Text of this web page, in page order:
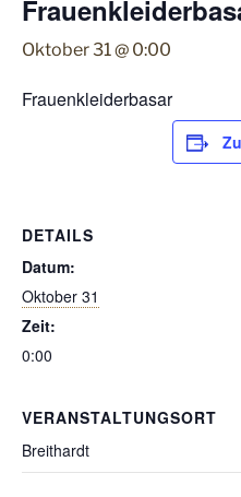
Oktober 31 @ 0:00
Frauenkleiderbasar
DETAILS
Datum:
Oktober 31
Zeit:
0:00
VERANSTALTUNGSORT
Breithardt